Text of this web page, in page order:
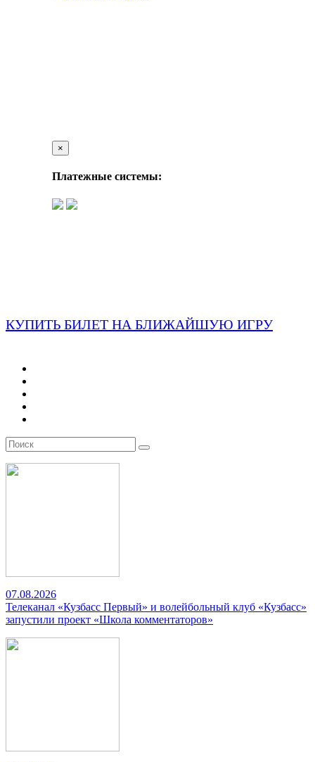
×
Платежные системы:
КУПИТЬ БИЛЕТ НА БЛИЖАЙШУЮ ИГРУ
07.08.2026
Телеканал «Кузбасс Первый» и волейбольный клуб «Кузбасс»
запустили проект «Школа комментаторов»